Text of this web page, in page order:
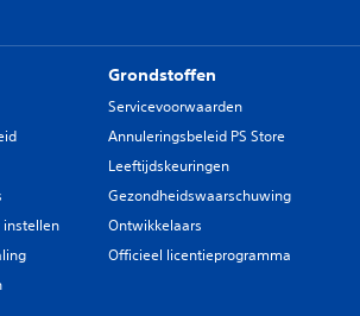
Grondstoffen
Servicevoorwaarden
Annuleringsbeleid PS Store
Leeftijdskeuringen
Gezondheidswaarschuwing
Ontwikkelaars
Officieel licentieprogramma